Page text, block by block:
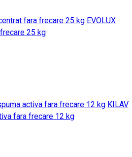
EVOLUX
25 kg
KILAV
fara frecare 12 kg